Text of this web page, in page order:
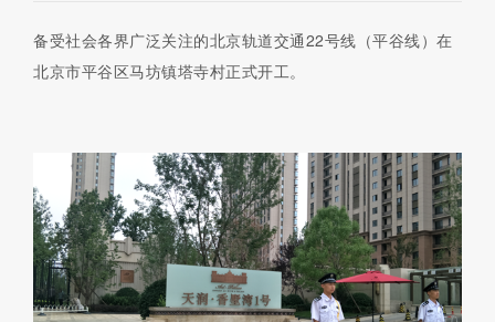
备受社会各界广泛关注的北京轨道交通22号线（平谷线）在
北京市平谷区马坊镇塔寺村正式开工。